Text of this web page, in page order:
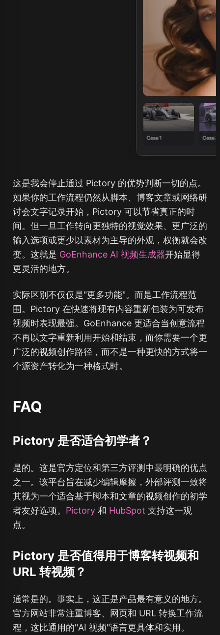
这是我会停止通过 Pictory 的优势判断一切的点。
如果你的工作流程仍然从脚本、博客文章或网络研
讨会文字记录开始，Pictory 可以节省真正的时
间。但一旦工作转向更独特的视觉效果、更广泛的
输入选项或更少以素材为主导的外观，权衡就会改
变。这就是 GoEnhance AI 视频生成器开始显得
更灵活的地方。
实际区别不仅仅是"更多功能"。而是工作流程范
围。Pictory 在快速将现有内容重新包装为可发布
视频时表现最强。GoEnhance 更适合当创意流程
不再以文字重新利用开始和结束，而你需要一个更
广泛的视频创作路径，而不是一种更快的方式将一
个源资产转化为一种格式时。
FAQ
Pictory 是否适合初学者？
是的。这是官方定位和第三方评测中最明确的优点
之一。该平台旨在减少编辑摩擦，外部评测一致将
其视为一个适合基于脚本和文章的视频创作的初学
者友好选项。 Pictory和 HubSpot 支持这一观
点。
Pictory 是否值得用于博客转视频和
URL 转视频？
通常是的。事实上，这正是产品最有意义的地方。
官方网站非常注重博客、网页和 URL 转换工作流
程，这比通用的"AI 视频"语言更具体和实用。